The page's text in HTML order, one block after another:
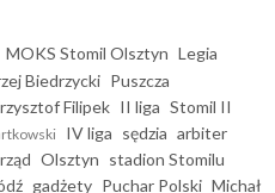
MOKS Stomil Olsztyn Legia
Biedrzycki Puszcza
Filipek II liga Stomil II
IV liga sędzia arbiter
Olsztyn stadion Stomilu
gadżety Puchar Polski Michał